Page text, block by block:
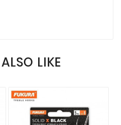
LIKE